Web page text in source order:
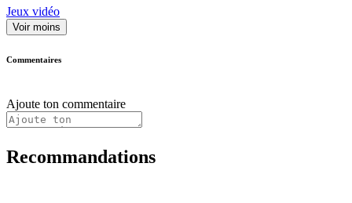
Jeux vidéo
Voir moins
Commentaires
Ajoute ton commentaire
Recommandations